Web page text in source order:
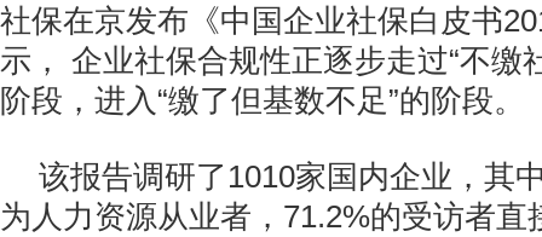
社保在京发布《中国企业社保白皮书
示， 企业社保合规性正逐步走过“不缴
阶段，进入“缴了但基数不足”的阶段。
该报告调研了1010家国内企业，其
为人力资源从业者，71.2%的受访者直